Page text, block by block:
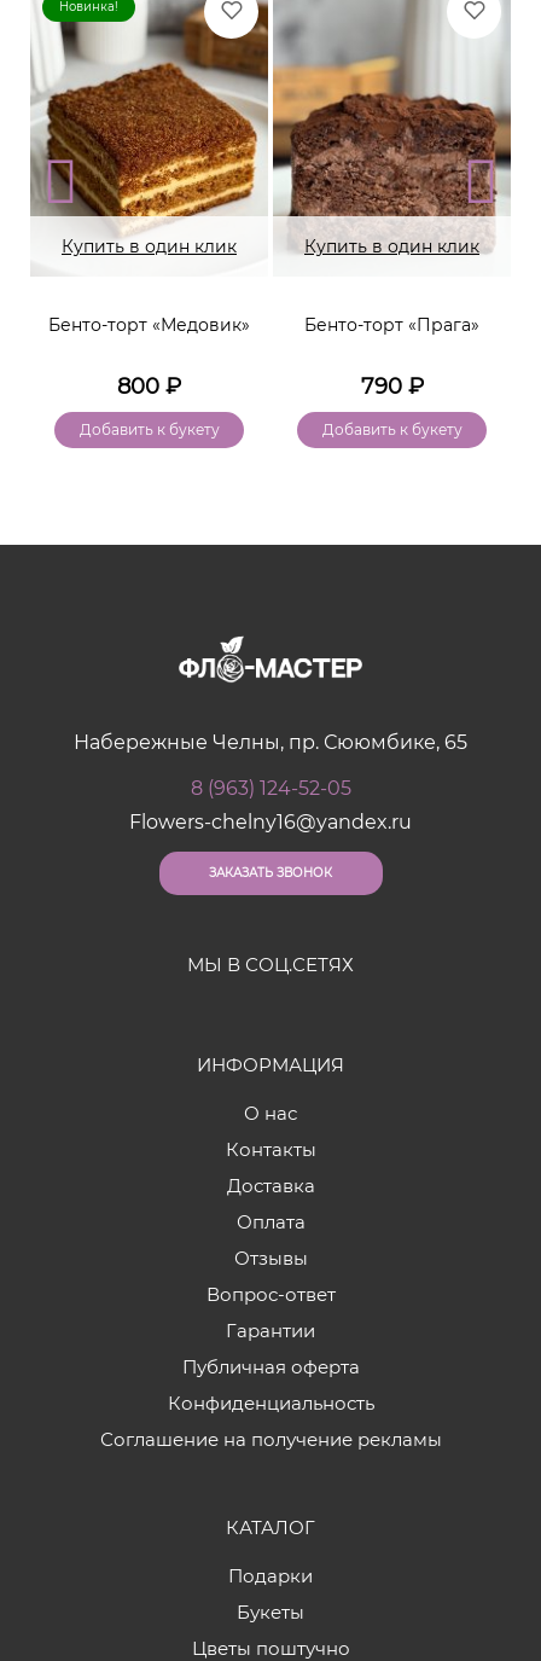
Новинка!
Купить в один клик
Бенто-торт «Медовик»
800 ₽
Добавить к букету
Купить в один клик
Бенто-торт «Прага»
790₽
Добавить к букету
Набережные Челны, пр. Сююмбике, 65
8 (963) 124-52-05
Flowers-chelny16@yandex.ru
ЗАКАЗАТЬ ЗВОНОК
МЫ В СОЦ.СЕТЯХ
ИНФОРМАЦИЯ
О нас
Контакты
Доставка
Оплата
Отзывы
Вопрос-ответ
Гарантии
Публичная оферта
Конфиденциальность
Соглашение на получение рекламы
КАТАЛОГ
Подарки
Букеты
Цветы поштучно